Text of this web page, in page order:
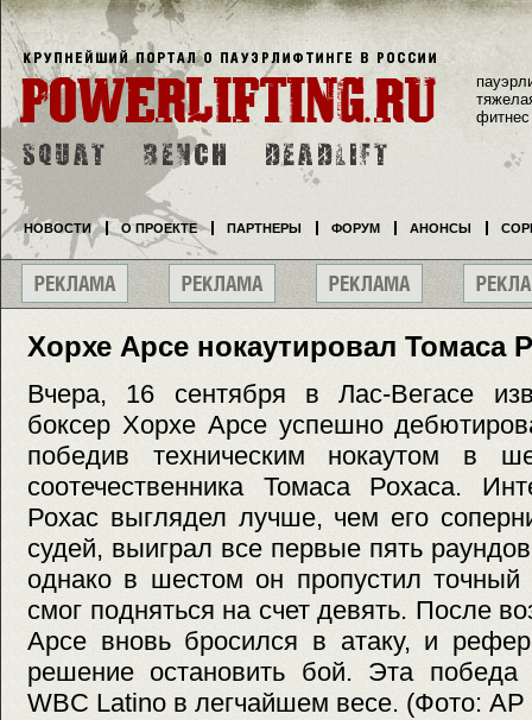
Хорхе Арсе нокаутировал Томаса
Вчера, 16 сентября в Лас-Вегасе
боксер Хорхе Арсе успешно
победив техническим нокаутом в
соотечественника Томаса Рохаса.
Рохас выглядел лучше, чем его
судей, выиграл все первые пять
однако в шестом он пропустил
смог подняться на счет девять. После
Арсе вновь бросился в атаку, и
решение остановить бой. Эта победа
WBC Latino в легчайшем весе. (Фото:
фитнес
НОВОСТИ О ПРОЕКТЕ ПАРТНЕРЫ ФОРУМ АНОНСЫ